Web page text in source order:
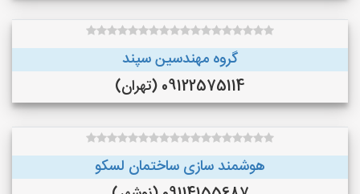
گروه مهندسین سپند
09122575114 (تهران)
هوشمند سازی ساختمان لسکو